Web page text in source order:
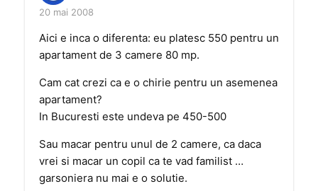
20 mai 2008
Aici e inca o diferenta: eu platesc 550 pentru un
apartament de 3 camere 80 mp.
Cam cat crezi ca e o chirie pentru un asemenea
apartament?
In Bucuresti este undeva pe 450-500
Sau macar pentru unul de 2 camere, ca daca
vrei si macar un copil ca te vad familist …
garsoniera nu mai e o solutie.